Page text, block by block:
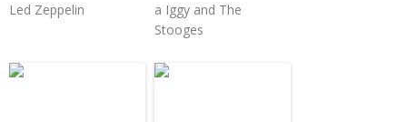
Led Zeppelin
a Iggy and The
Stooges